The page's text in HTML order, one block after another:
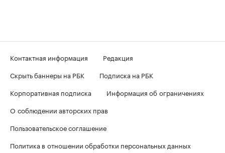
Контактная информация
Редакция
Скрыть баннеры на РБК
Подписка на РБК
Корпоративная подписка
Информация об ограничениях
О соблюдении авторских прав
Пользовательское соглашение
Политика в отношении обработки персональных данных